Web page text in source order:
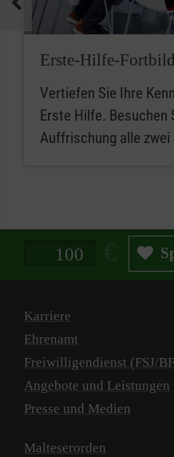
Erste-Hilfe-
Vertiefen Sie Ihre
Erste Hilfe. Besuchen
Auffrischung alle zwei
Spendenbetrag in Euro
Karriere
Ehrenamt
Freiwilligendienst (FSJ/
Angebote und Leistungen
Presse und Medien
Malteserorden